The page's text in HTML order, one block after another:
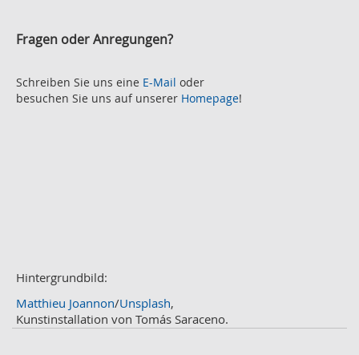
Oktober 2
August 2
Juli 2
November 2
Oktober
September 2
August
Fragen oder Anregungen?
Schreiben Sie uns eine E-Mail oder
besuchen Sie uns auf unserer Homepage!
Hintergrundbild:
Matthieu Joannon/Unsplash,
Kunstinstallation von Tomás Saraceno.